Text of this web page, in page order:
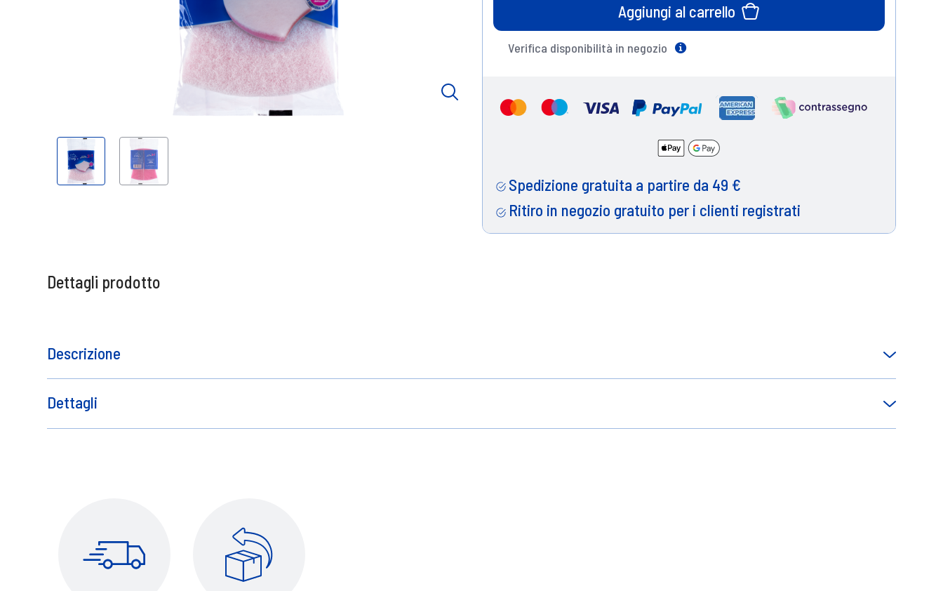
Aggiungi al carrello
Verifica disponibilità in negozio
Spedizione gratuita a partire da 49 €
Ritiro in negozio gratuito per i clienti registrati
Dettagli prodotto
Descrizione
Contatto del produttore
Dettagli